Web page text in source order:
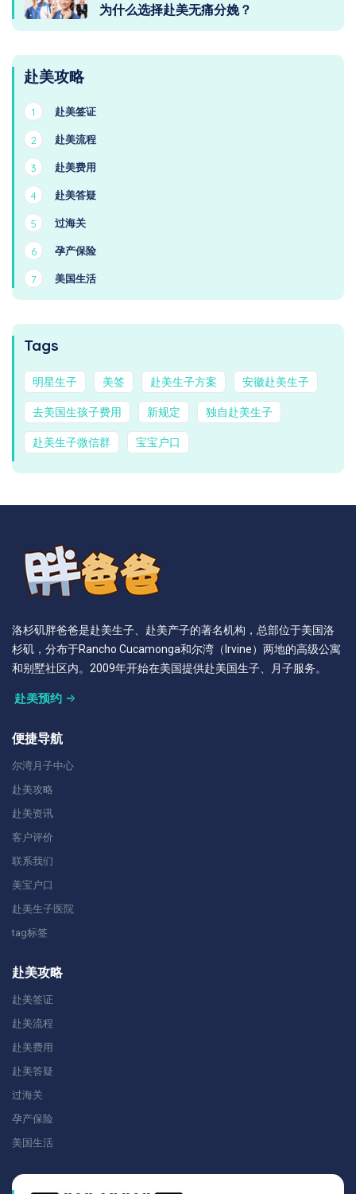
为什么选择赴美无痛分娩？
赴美攻略
1 赴美签证
2 赴美流程
3 赴美费用
4 赴美答疑
5 过海关
6 孕产保险
7 美国生活
Tags
明星生子 美签 赴美生子方案 安徽赴美生子
去美国生孩子费用 新规定 独自赴美生子
赴美生子微信群 宝宝户口
洛杉矶胖爸爸是赴美生子、赴美产子的著名机构，总部位于美国洛
杉矶，分布于Rancho Cucamonga和尔湾（Irvine）两地的高级公寓
和别墅社区内。2009年开始在美国提供赴美国生子、月子服务。
赴美预约
便捷导航
尔湾月子中心
赴美攻略
赴美资讯
客户评价
联系我们
美宝户口
赴美生子医院
tag标签
赴美攻略
赴美签证
赴美流程
赴美费用
赴美答疑
过海关
孕产保险
美国生活